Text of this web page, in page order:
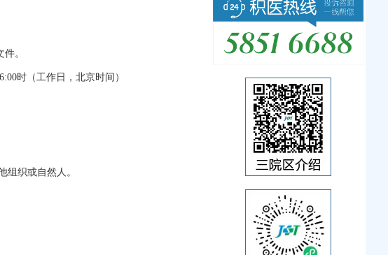
。
时（工作日，北京时间）
组织或自然人。